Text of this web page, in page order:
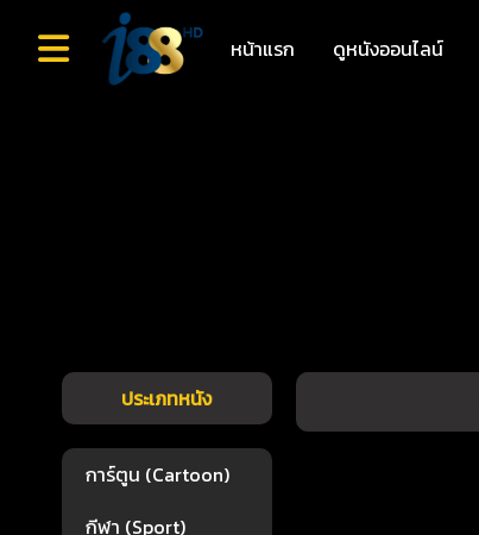
หน้าแรก ดูหนังออนไลน์
ประเภทหนัง
การ์ตูน (Cartoon)
กีฬา (Sport)